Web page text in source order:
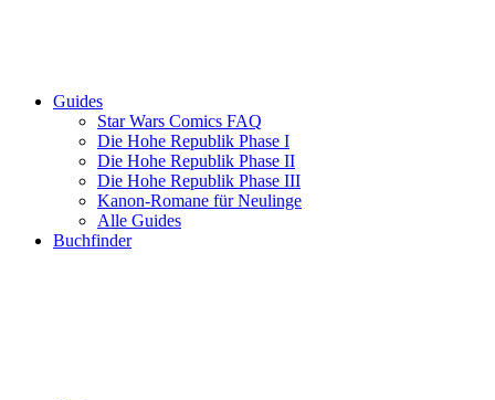
Guides
Star Wars Comics FAQ
Die Hohe Republik Phase I
Die Hohe Republik Phase II
Die Hohe Republik Phase III
Kanon-Romane für Neulinge
Alle Guides
Buchfinder